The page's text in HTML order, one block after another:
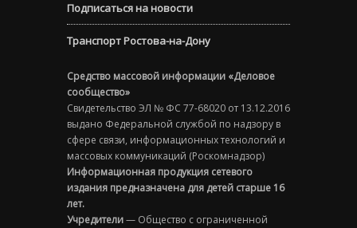
Подписаться на новости
Транспорт Ростова-на-Дону
Средство массовой информации «Деловое
сообщество»
Свидетельство ЭЛ № ФС 77-68020 от 13.12.2016
выдано Федеральной службой по надзору в
сфере связи, информационных технологий и
массовых коммуникаций (Роскомнадзор)
Информационная продукция сетевого
издания предназначена для детей старше 16
лет.
Учредители— Общество с ограниченной